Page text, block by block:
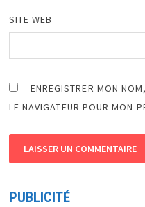
SITE WEB
ENREGISTRER MON
LE NAVIGATEUR POUR MON
PUBLICITÉ